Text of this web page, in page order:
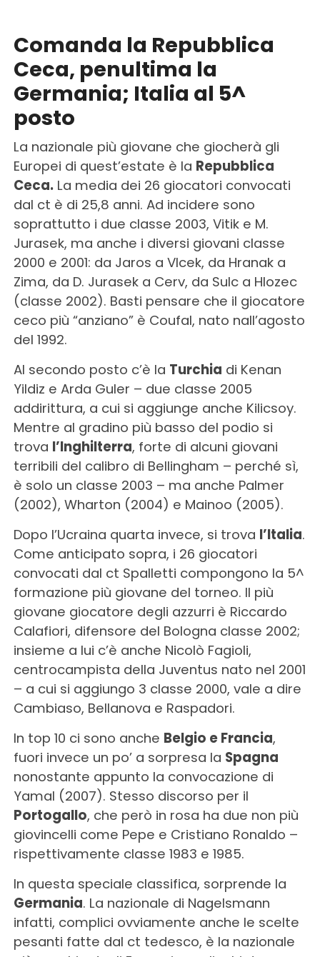
Comanda la Repubblica
Ceca, penultima la
Germania; Italia al 5^
posto
La nazionale più giovane che giocherà gli
Europei di quest’estate è la Repubblica
Ceca. La media dei 26 giocatori convocati
dal ct è di 25,8 anni. Ad incidere sono
soprattutto i due classe 2003, Vitik e M.
Jurasek, ma anche i diversi giovani classe
2000 e 2001: da Jaros a Vlcek, da Hranak a
Zima, da D. Jurasek a Cerv, da Sulc a Hlozec
(classe 2002). Basti pensare che il giocatore
ceco più “anziano” è Coufal, nato nall’agosto
del 1992.
Al secondo posto c’è la Turchia di Kenan
Yildiz e Arda Guler – due classe 2005
addirittura, a cui si aggiunge anche Kilicsoy.
Mentre al gradino più basso del podio si
trova l’Inghilterra, forte di alcuni giovani
terribili del calibro di Bellingham – perché sì,
è solo un classe 2003 – ma anche Palmer
(2002), Wharton (2004) e Mainoo (2005).
Dopo l’Ucraina quarta invece, si trova l’Italia.
Come anticipato sopra, i 26 giocatori
convocati dal ct Spalletti compongono la 5^
formazione più giovane del torneo. Il più
giovane giocatore degli azzurri è Riccardo
Calafiori, difensore del Bologna classe 2002;
insieme a lui c’è anche Nicolò Fagioli,
centrocampista della Juventus nato nel 2001
– a cui si aggiungo 3 classe 2000, vale a dire
Cambiaso, Bellanova e Raspadori.
In top 10 ci sono anche Belgio e Francia,
fuori invece un po’ a sorpresa la Spagna
nonostante appunto la convocazione di
Yamal (2007). Stesso discorso per il
Portogallo, che però in rosa ha due non più
giovincelli come Pepe e Cristiano Ronaldo –
rispettivamente classe 1983 e 1985.
In questa speciale classifica, sorprende la
Germania. La nazionale di Nagelsmann
infatti, complici ovviamente anche le scelte
pesanti fatte dal ct tedesco, è la nazionale